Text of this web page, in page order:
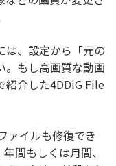
は、設定から「元の
。もし高画質な動画
紹介した4DDiG File
ァイルも修復でき
間もしくは月間、